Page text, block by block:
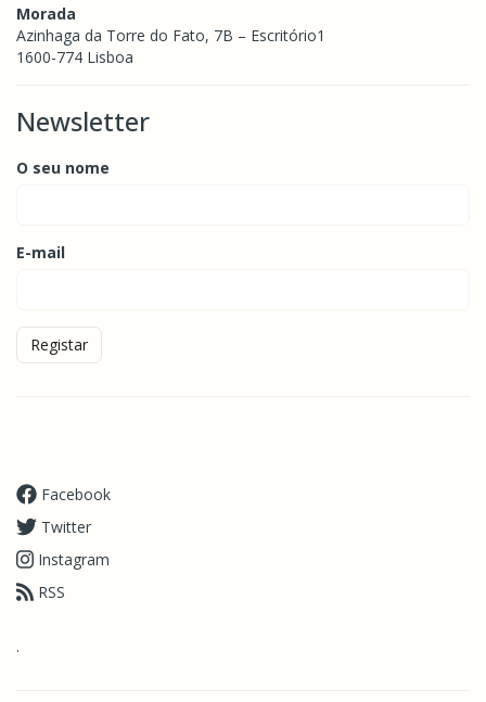
Morada
Azinhaga da Torre do Fato, 7B – Escritório1
1600-774 Lisboa
Newsletter
O seu nome
E-mail
Registar
Facebook
Twitter
Instagram
RSS
.